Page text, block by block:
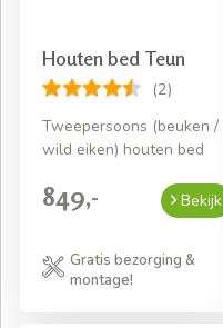
Houten bed Teun
(2)
Tweepersoons (beuken /
wild eiken) houten bed
849,- Bekijk
Gratis bezorging &
montage!